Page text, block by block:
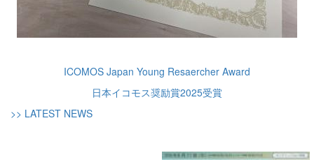
ICOMOS Japan Young Resaercher Award
日本イコモス奨励賞2025受賞
>> LATEST NEWS